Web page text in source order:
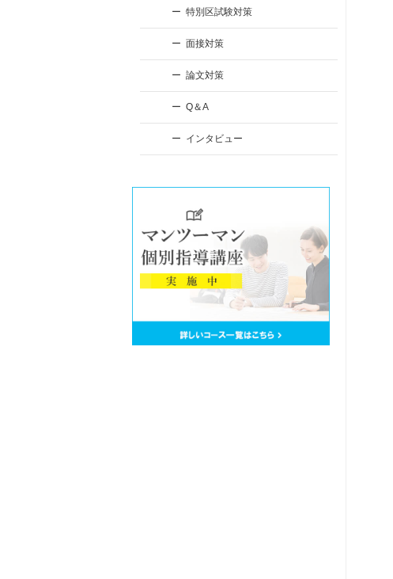
特別区試験対策
面接対策
論文対策
Q＆A
インタビュー